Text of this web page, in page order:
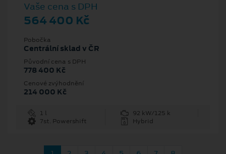
Vaše cena s DPH
564 400 Kč
Pobočka
Centrální sklad v ČR
Původní cena s DPH
778 400 Kč
Cenové zvýhodnění
214 000 Kč
1 l
92 kW/125 k
7st. Powershift
Hybrid